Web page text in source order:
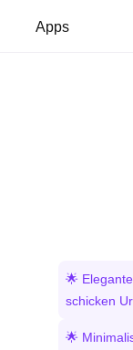
Apps
🌟
schicken
🌟